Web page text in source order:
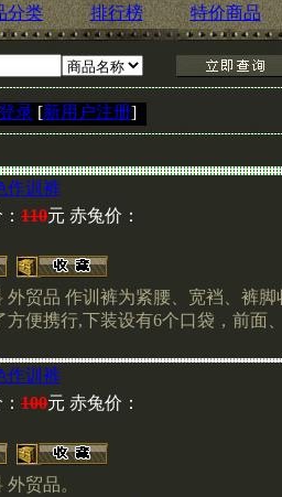
ESKI内腰带
喜讯！赤兔淘
击
发光材料，保证质量
商城进行查看和选购
赤兔新到各种图案
分类 排行榜 特价商品
录 [新用户注册]
作训裤
110元 赤兔价：
外贸品 作训裤为紧腰、宽裆、裤脚
方便携行,下装设有6个口袋，前面
作训裤
100元 赤兔价：
贸品。